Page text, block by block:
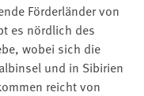
Förderländer von
es nördlich des
wobei sich die
und in Sibirien
reicht von